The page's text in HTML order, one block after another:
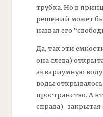
трубка. Но в
решений может
назвал его
Да, так эти
она слева)
аквариумную воду
воды
пространство. А
справа)-